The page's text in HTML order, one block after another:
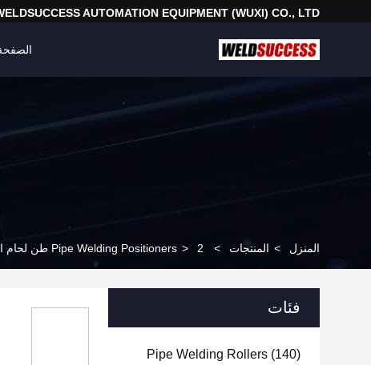
AUTOMATION EQUIPMENT (WUXI) CO., LTD
المنزل > المنتجات >
Pipe Welding Positioners > 2 طن لحام الأنابيب ميضعة ، التلقائي ميضعة اللحام الدوار مع صندوق التحكم اليدوي ودواسة القدم
فئات
Pipe Welding Rollers (140)